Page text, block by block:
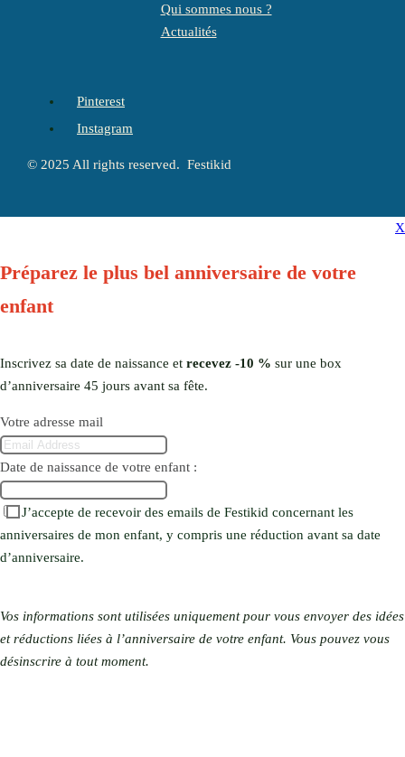
Pinterest
Instagram
© 2025 All rights reserved. Festikid
Qui sommes nous ?
Actualités
X
Préparez le plus bel anniversaire de votre
enfant
Inscrivez sa date de naissance et recevez -10 % sur une box
d’anniversaire 45 jours avant sa fête.
Votre adresse mail
Date de naissance de votre enfant :
J’accepte de recevoir des emails de Festikid concernant les
anniversaires de mon enfant, y compris une réduction avant sa date
d’anniversaire.
Vos informations sont utilisées uniquement pour vous envoyer des idées
et réductions liées à l’anniversaire de votre enfant. Vous pouvez vous
désinscrire à tout moment.